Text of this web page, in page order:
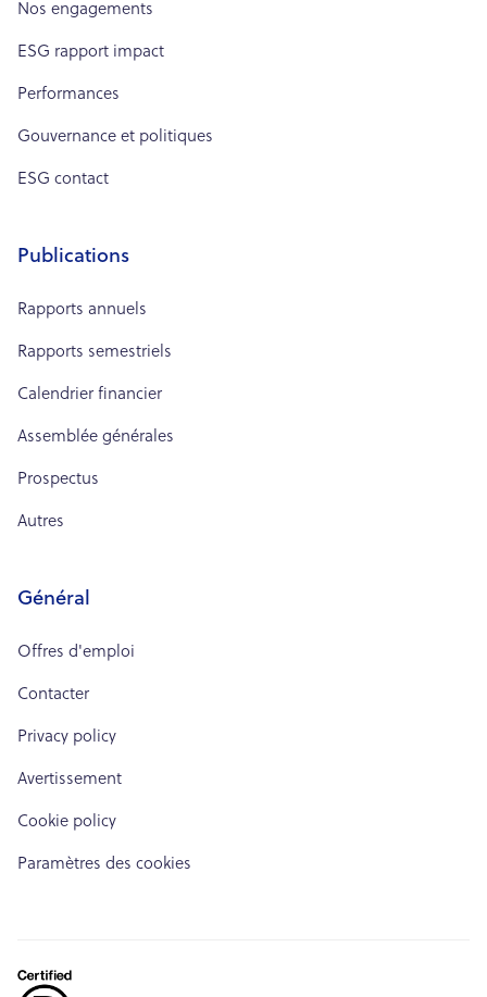
Nos engagements
ESG rapport impact
Performances
Gouvernance et politiques
ESG contact
Publications
Rapports annuels
Rapports semestriels
Calendrier financier
Assemblée générales
Prospectus
Autres
Général
Offres d'emploi
Contacter
Privacy policy
Avertissement
Cookie policy
Paramètres des cookies